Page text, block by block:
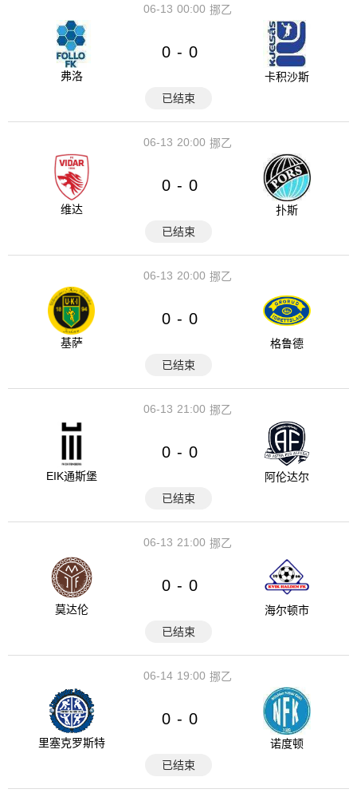
00:00
06-13 挪乙
弗洛
0 - 0
卡积沙斯
已结束
20:00
06-13 挪乙
维达
0 - 0
扑斯
已结束
20:00
06-13 挪乙
基萨
0 - 0
格鲁德
已结束
21:00
06-13 挪乙
EIK通斯堡
0 - 0
阿伦达尔
已结束
21:00
06-13 挪乙
莫达伦
0 - 0
海尔顿市
已结束
19:00
06-14 挪乙
里塞克罗斯特
0 - 0
诺度顿
已结束